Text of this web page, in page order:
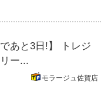
であと3日!】 トレジ
ー...
モラージュ佐賀店